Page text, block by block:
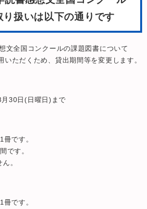
り扱いは以下の通りです
文全国コンクールの課題図書について
いただくため、貸出期間等を変更します。
30日(日曜日)まで
です。
です。
。
です。